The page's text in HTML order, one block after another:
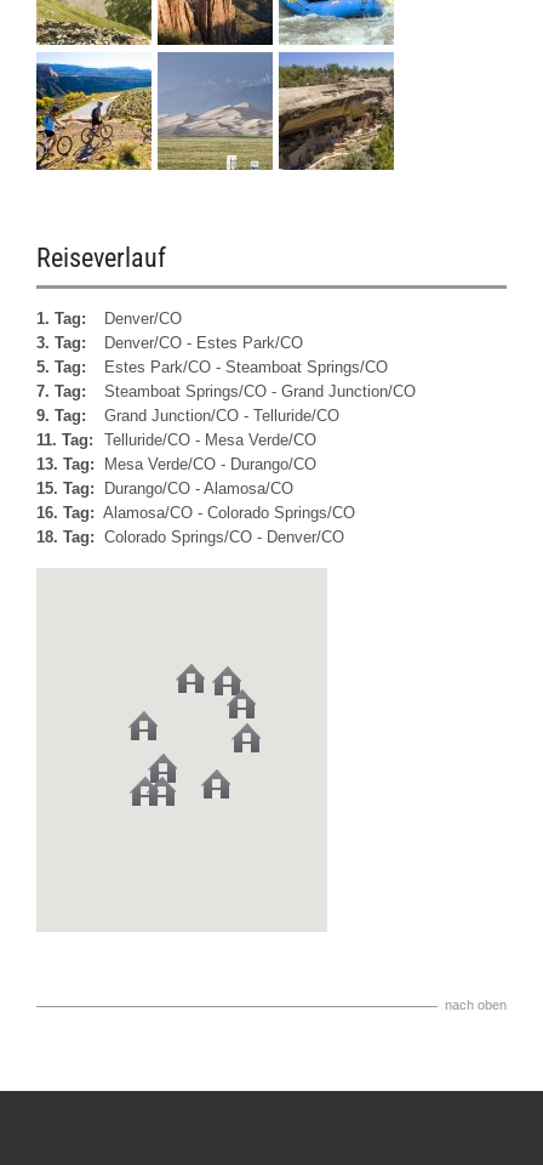
Reiseverlauf
1. Tag:
Denver/CO
3. Tag:
Denver/CO - Estes Park/CO
5. Tag:
Estes Park/CO - Steamboat Springs/CO
7. Tag:
Steamboat Springs/CO - Grand Junction/CO
9. Tag:
Grand Junction/CO - Telluride/CO
11. Tag:
Telluride/CO - Mesa Verde/CO
13. Tag:
Mesa Verde/CO - Durango/CO
15. Tag:
Durango/CO - Alamosa/CO
16. Tag: Alamosa/CO - Colorado Springs/CO
18. Tag: Colorado Springs/CO - Denver/CO
nach oben